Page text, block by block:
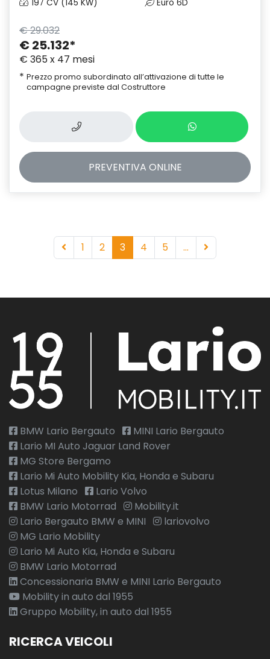
197 CV (145 KW) Euro 6D
€ 29.032
€ 25.132*
€ 365 x 47 mesi
* Prezzo promo subordinato all’attivazione di tutte le
campagne previste dal Costruttore
PREVENTIVA ONLINE
1 2 3 4 5 ...
BMW Lario Bergauto
MINI Lario Bergauto
Lario MI Auto Jaguar Land Rover
MG Store Bergamo
Lario Mi Auto Mobility Kia, Honda e Subaru
Lotus Milano
Lario Volvo
BMW Lario Motorrad
Mobility.it
Lario Bergauto BMW e MINI
lariovolvo
MG Lario Mobility
Lario Mi Auto Kia, Honda e Subaru
BMW Lario Motorrad
Concessionaria BMW e MINI Lario Bergauto
Mobility in auto dal 1955
Gruppo Mobility, in auto dal 1955
RICERCA VEICOLI